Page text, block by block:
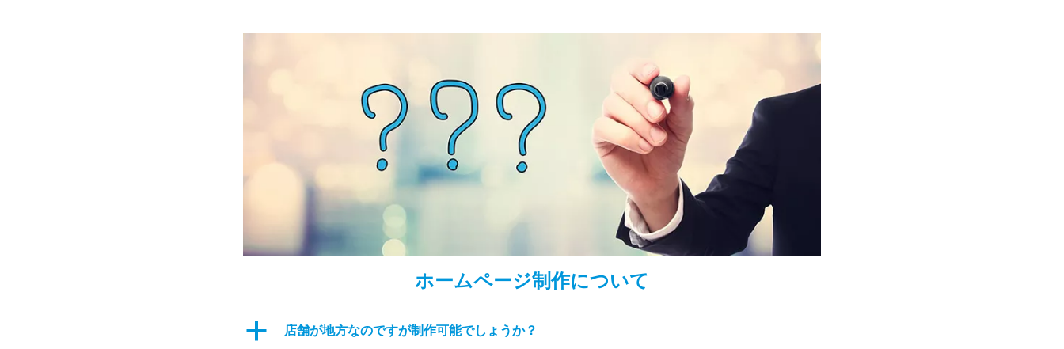
ホームページ制作について
a 店舗が地方なのですが制作可能でしょうか？